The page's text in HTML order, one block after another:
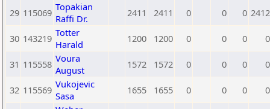
29 115069 Topakian
Raffi Dr.
2411 2411 0 0 0 2412
30 143219 Totter
Harald
1200 1200 0 0 0 0
31 115558 Voura
August
1572 1572 0 0 0 0
32 115569 Vukojevic
Sasa
1655 1655 0 0 0 0